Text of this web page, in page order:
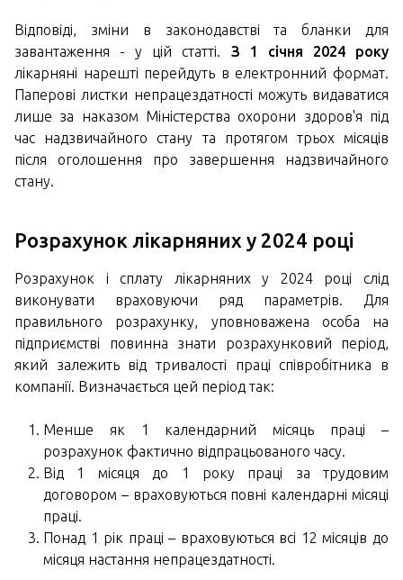
Відповіді, зміни в законодавстві та бланки для
завантаження - у цій статті. З 1 січня 2024 року
лікарняні нарешті перейдуть в електронний формат.
Паперові листки непрацездатності можуть видаватися
лише за наказом Міністерства охорони здоров'я під
час надзвичайного стану та протягом трьох місяців
після оголошення про завершення надзвичайного
стану.
Розрахунок лікарняних у 2024 році
Розрахунок і сплату лікарняних у 2024 році слід
виконувати враховуючи ряд параметрів. Для
правильного розрахунку, уповноважена особа на
підприємстві повинна знати розрахунковий період,
який залежить від тривалості праці співробітника в
компанії. Визначається цей період так:
Менше як 1 календарний місяць праці –
розрахунок фактично відпрацьованого часу.
Від 1 місяця до 1 року праці за трудовим
договором – враховуються повні календарні місяці
праці.
Понад 1 рік праці – враховуються всі 12 місяців до
місяця настання непрацездатності.